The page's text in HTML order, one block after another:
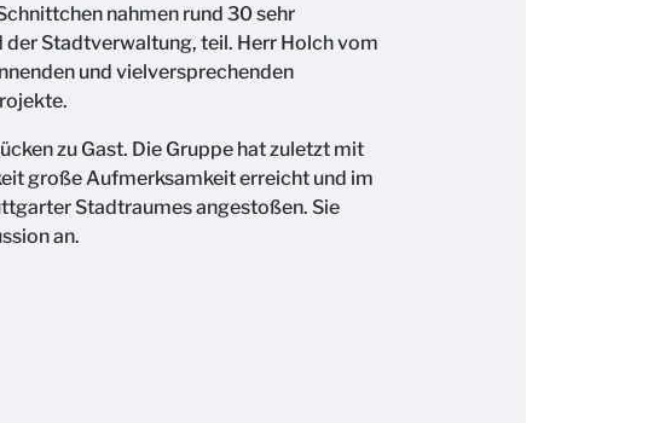
nahmen rund 30 sehr
der Stadtverwaltung, teil. Herr Holch vom
und vielversprechenden
zu Gast. Die Gruppe hat zuletzt mit
große Aufmerksamkeit erreicht und im
Stadtraumes angestoßen. Sie
an.